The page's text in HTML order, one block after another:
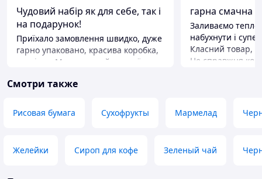
Чудовий набір як для себе, так і
на подарунок!
Приїхало замовлення швидко, дуже
гарно упаковано, красива коробка,
листівка. Мед смачний, гарної
зручні баночки. Ціна дуже приємна
деталей. Дякую продавцеві за
чудовий товар!
Смачно, гарна упаковка
гарна смачна
Заливаємо
набухнути і
Класний товар,
Це справжня
ціна, якість
Смотри также
Рисовая бумага Сухофрукты Мармелад
Желейки Сироп для кофе Зеленый чай